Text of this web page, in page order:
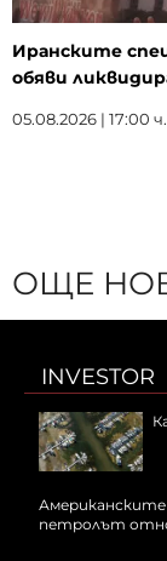
Иранските
обяви
05.08.2026 | 17:00 ч.
ОЩЕ
INVESTOR
петролът